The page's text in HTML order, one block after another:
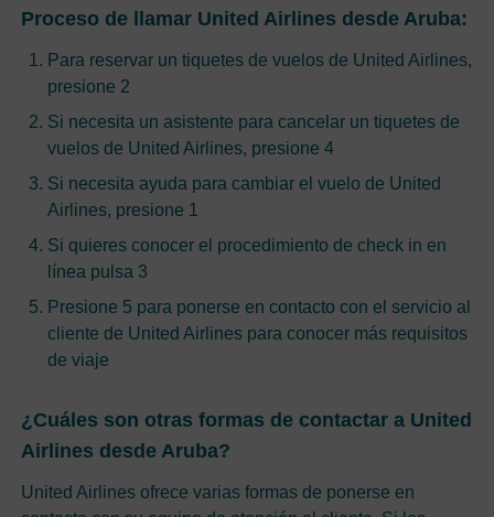
Proceso de llamar United Airlines desde Aruba:
Para reservar un tiquetes de vuelos de United Airlines,
presione 2
Si necesita un asistente para cancelar un tiquetes de
vuelos de United Airlines, presione 4
Si necesita ayuda para cambiar el vuelo de United
Airlines, presione 1
Si quieres conocer el procedimiento de check in en
línea pulsa 3
Presione 5 para ponerse en contacto con el servicio al
cliente de United Airlines para conocer más requisitos
de viaje
¿Cuáles son otras formas de contactar a United
Airlines desde Aruba?
United Airlines ofrece varias formas de ponerse en